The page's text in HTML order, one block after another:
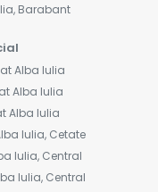
Barabant
Alba Iulia
Alba Iulia
Alba Iulia
Iulia, Cetate
Iulia, Central
Iulia, Central